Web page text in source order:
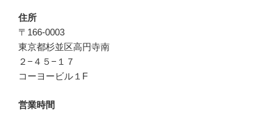
住所
〒166-0003
東京都杉並区高円寺南
２−４５−１７
コーヨービル１F
営業時間